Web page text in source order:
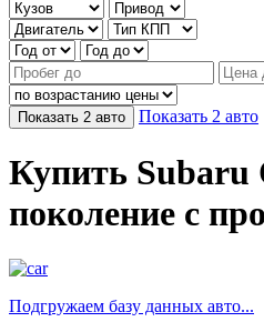
Показать 2 авто Показать 2 авто
Купить Subaru
поколение с
Подгружаем базу данных авто...